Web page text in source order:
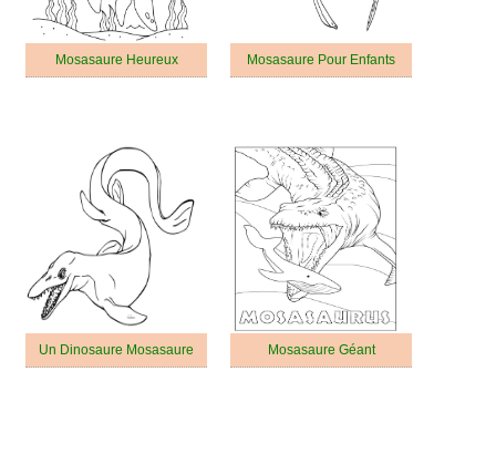
Mosasaure Heureux Mosasaure Pour Enfants
Un Dinosaure Mosasaure Mosasaure Géant